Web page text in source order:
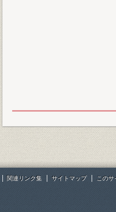
関連リンク集 サイトマップ このサ